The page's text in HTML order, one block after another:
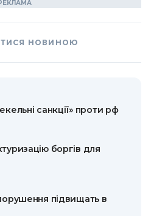
НОВИНОЮ
санкції» проти рф
боргів для
підвищать в